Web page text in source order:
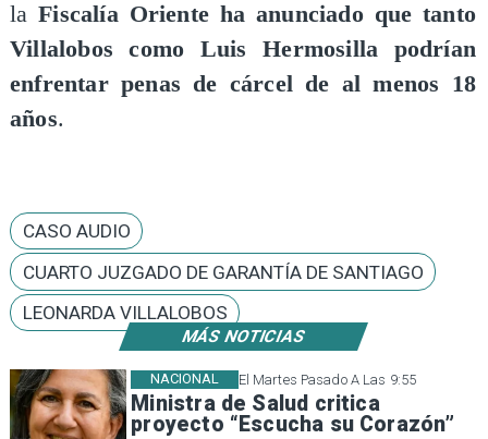
MÁS NOTICIAS
El Martes Pasado A Las 9:55
Ministra de Salud critica
proyecto “Escucha su Corazón”
NACIONAL
laFiscalía Oriente ha anunciado que tanto
Villalobos como Luis Hermosilla podrían
enfrentar penas de cárcel de al menos 18
años.
CASO AUDIO
CUARTO JUZGADO DE GARANTÍA DE SANTIAGO
LEONARDA VILLALOBOS